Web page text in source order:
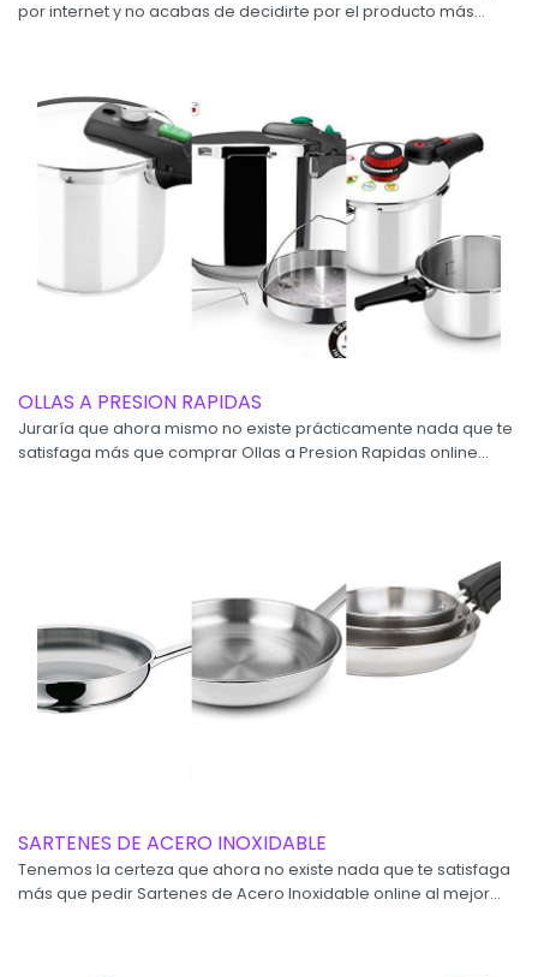
por internet y no acabas de decidirte por el producto más...
OLLAS A PRESION RAPIDAS
Juraría que ahora mismo no existe prácticamente nada que te
satisfaga más que comprar Ollas a Presion Rapidas online...
SARTENES DE ACERO INOXIDABLE
Tenemos la certeza que ahora no existe nada que te satisfaga
más que pedir Sartenes de Acero Inoxidable online al mejor...